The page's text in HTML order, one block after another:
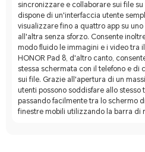
sincronizzare e collaborare sui file su
dispone di un'interfaccia utente
visualizzare fino a quattro app su
all'altra senza sforzo. Consente
modo fluido le immagini e i video tra
HONOR Pad 8, d'altro canto,
stessa schermata con il telefono e di
sui file. Grazie all'apertura di un
utenti possono soddisfare allo stesso
passando facilmente tra lo schermo
finestre mobili utilizzando la barra di